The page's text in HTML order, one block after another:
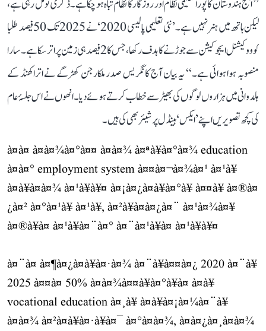
’’آج ہندوستان کا پورا تعلیمی نظام اور روزگار کا نظام تباہ ہو چکا ہے۔ ڈگری تو مل رہی ہے،
لیکن ہاتھ میں ہنر نہیں ہے۔ ’نئی تعلیمی پالیسی 2020‘ نے 2025 تک 50 فیصد طلبا
کو ووکیشنل ایجوکیشن سے جوڑنے کا ہدف رکھا، جس کا 2 فیصد ہی زمین پر اتر سکا ہے۔ سارا
منصوبہ ہوا ہوائی ہے۔‘‘ یہ بیان آج کانگریس صدر ملکارجن کھڑگے نے اتراکھنڈ کے
ہلدوانی میں ہزاروں لوگوں کی بھیڑ سے خطاب کرتے ہوئے دیا۔ انھوں نے اس جلسۂ عام
کی کچھ تصویریں اپنے ’ایکس‘ ہینڈل پر شیئر بھی کی ہیں۔
à¤à¤ à¤­à¤¾à¤°à¤¤ à¤à¤¾ à¤ªà¥à¤°à¤¾ education
à¤à¤° employment system à¤¤à¤¬à¤¾à¤¹ à¤¹à¥
à¤à¥à¤à¤¾ à¤¹à¥à¥¤ à¤¡à¤¿à¤à¥à¤°à¥ à¤¤à¥ à¤®à¤
¿à¤² à¤°à¤¹à¥ à¤¹à¥, à¤²à¥à¤à¤¿à¤¨ à¤¹à¤¾à¤¥
à¤®à¥à¤ à¤¹à¥à¤¨à¤° à¤¨à¤¹à¥à¤ à¤¹à¥à¥¤
à¤¨à¤ à¤¶à¤¿à¤à¥à¤·à¤¾ à¤¨à¥à¤¤à¤¿ 2020 à¤¨à¥
2025 à¤¤à¤ 50% à¤à¤¾à¤¤à¥à¤°à¥à¤ à¤à¥
vocational education à¤¸à¥ à¤à¥à¤¡à¤¼à¤¨à¥
à¤à¤¾ à¤²à¤à¥à¤·à¥à¤¯ à¤°à¤à¤¾, à¤à¤¿à¤¸à¤à¤¾